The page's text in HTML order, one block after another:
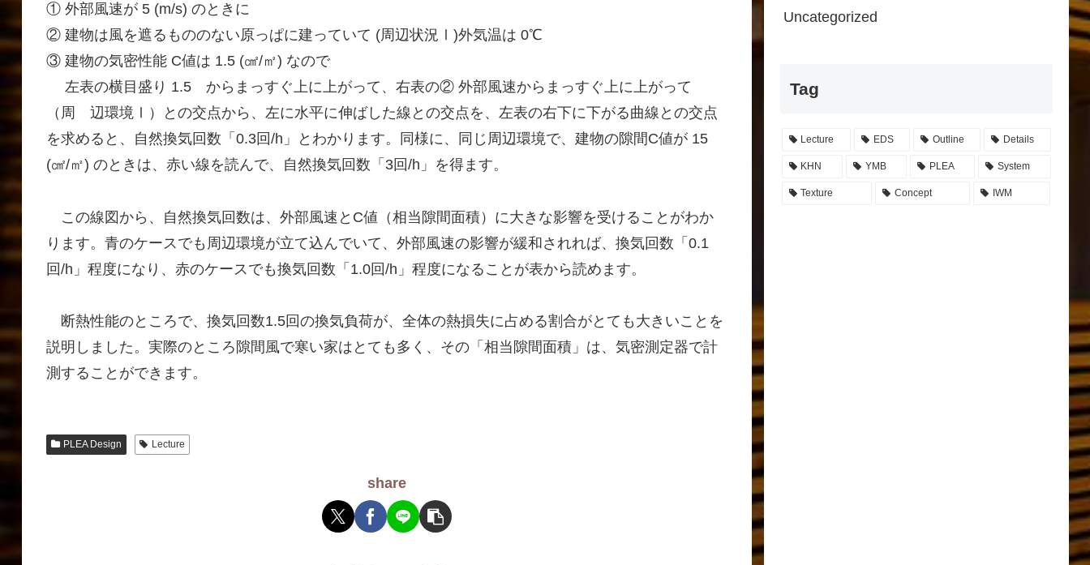
① 外部風速が 5 (m/s) のときに
② 建物は風を遮るもののない原っぱに建っていて (周辺状況Ⅰ)外気温は 0℃
③ 建物の気密性能 C値は 1.5 (㎠/㎡) なので
左表の横目盛り 1.5 からまっすぐ上に上がって、右表の② 外部風速からまっすぐ上に上がって
（周 辺環境Ⅰ）との交点から、左に水平に伸ばした線との交点を、左表の右下に下がる曲線との交点
を求めると、自然換気回数「0.3回/h」とわかります。同様に、同じ周辺環境で、建物の隙間C値が 15
(㎠/㎡) のときは、赤い線を読んで、自然換気回数「3回/h」を得ます。
この線図から、自然換気回数は、外部風速とC値（相当隙間面積）に大きな影響を受けることがわか
ります。青のケースでも周辺環境が立て込んでいて、外部風速の影響が緩和されれば、換気回数「0.1
回/h」程度になり、赤のケースでも換気回数「1.0回/h」程度になることが表から読めます。
断熱性能のところで、換気回数1.5回の換気負荷が、全体の熱損失に占める割合がとても大きいことを
説明しました。実際のところ隙間風で寒い家はとても多く、その「相当隙間面積」は、気密測定器で計
測することができます。
PLEA Design Lecture
share
Uncategorized
Tag
Lecture EDS Outline Details
KHN YMB PLEA System
Texture Concept IWM